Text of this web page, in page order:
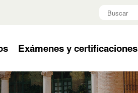
Buscar
Exámenes y certificaciones